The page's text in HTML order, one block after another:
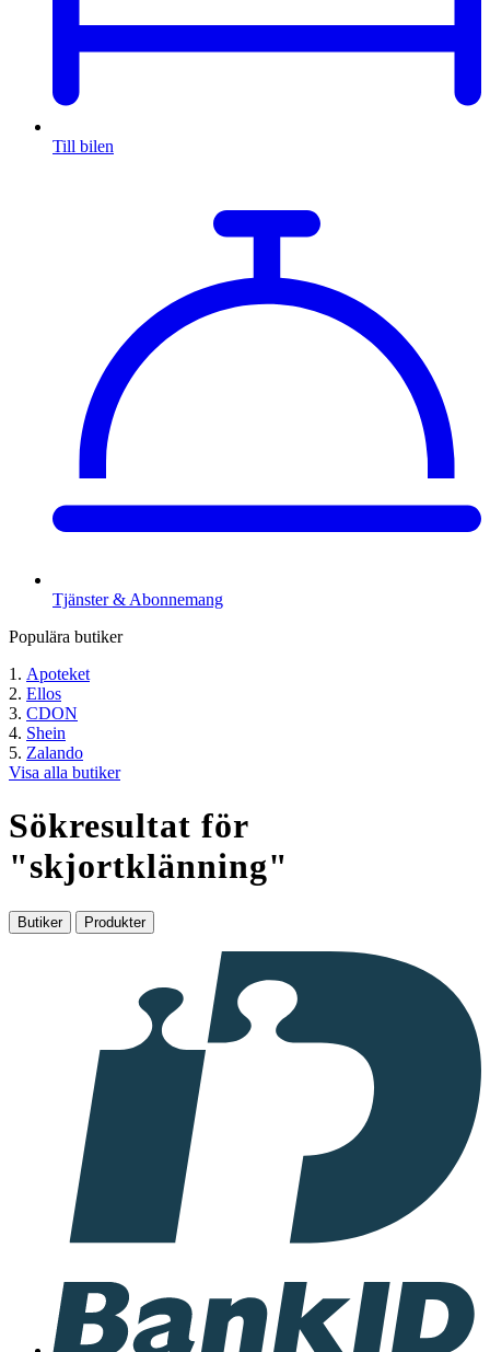
Till bilen
Tjänster & Abonnemang
Populära butiker
Apoteket
Ellos
CDON
Shein
Zalando
Visa alla butiker
Sökresultat för
"skjortklänning"
Butiker Produkter